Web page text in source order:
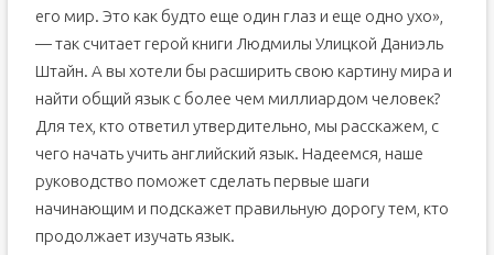
6 способов выучить английский быстро
2. Учитесь на досуге
3. Занимайтесь с преподавателем
4. Изучайте язык на работе
5. Делайте домашние задания
6. Не учите лишнего
10 советов, как лучше изучать английский язык
его мир. Это как будто еще один глаз и еще одно ухо»,
— так считает герой книги Людмилы Улицкой Даниэль
Штайн. А вы хотели бы расширить свою картину мира и
найти общий язык с более чем миллиардом человек?
Для тех, кто ответил утвердительно, мы расскажем, с
чего начать учить английский язык. Надеемся, наше
руководство поможет сделать первые шаги
начинающим и подскажет правильную дорогу тем, кто
продолжает изучать язык.